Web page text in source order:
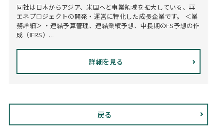
同社は日本からアジア、米国へと事業領域を拡大している、再
エネプロジェクトの開発・運営に特化した成長企業です。 ＜業
務詳細＞ ・連結予算管理、連結業績予想、中長期のFS予想の作
成（IFRS）...
詳細を見る
戻る